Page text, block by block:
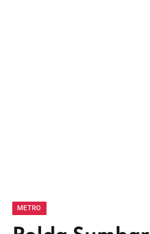
METRO